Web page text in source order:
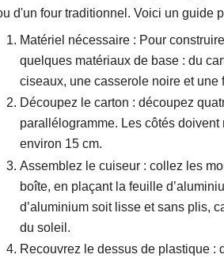
d'un four traditionnel. Voici un guide
Matériel nécessaire : Pour
quelques matériaux de base : du
ciseaux, une casserole noire et
Découpez le carton : découpez
parallélogramme. Les côtés
environ 15 cm.
Assemblez le cuiseur : collez les
boîte, en plaçant la feuille
d’aluminium soit lisse et sans plis,
du soleil.
Recouvrez le dessus de plastique :